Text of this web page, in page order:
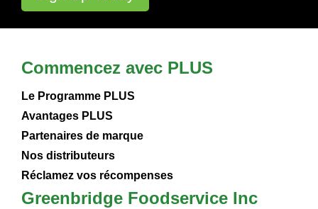
Commencez avec PLUS
Le Programme PLUS
Avantages PLUS
Partenaires de marque
Nos distributeurs
Réclamez vos récompenses
Greenbridge Foodservice Inc